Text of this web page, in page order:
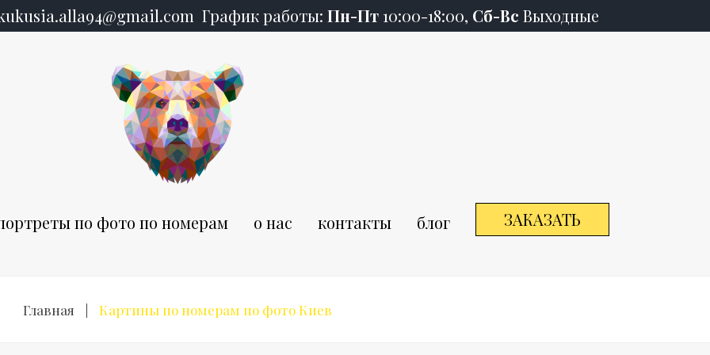
График работы: Пн-Пт10:00-18:00, Сб-Вс Выходные
по фото по номерам о нас контакты блог ЗАКАЗАТЬ
Главная Картины по номерам по фото Киев